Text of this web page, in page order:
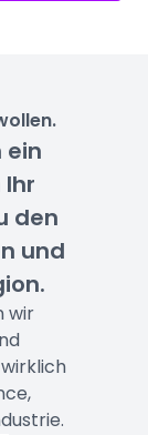
ein
den
und
wir